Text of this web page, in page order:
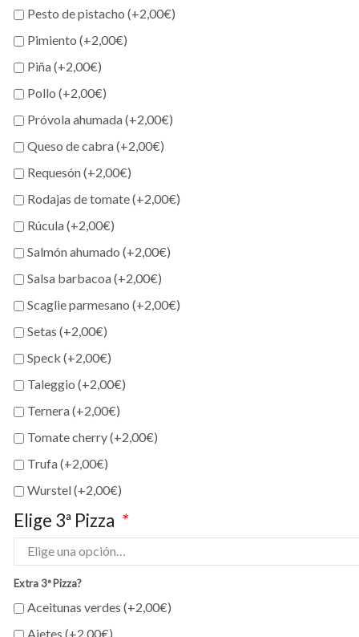
Pesto de pistacho (+2,00€)
Pimiento (+2,00€)
Piña (+2,00€)
Pollo (+2,00€)
Próvola ahumada (+2,00€)
Queso de cabra (+2,00€)
Requesón (+2,00€)
Rodajas de tomate (+2,00€)
Rúcula (+2,00€)
Salmón ahumado (+2,00€)
Salsa barbacoa (+2,00€)
Scaglie parmesano (+2,00€)
Setas (+2,00€)
Speck (+2,00€)
Taleggio (+2,00€)
Ternera (+2,00€)
Tomate cherry (+2,00€)
Trufa (+2,00€)
Wurstel (+2,00€)
Elige 3ª Pizza *
Extra 3ª Pizza?
Aceitunas verdes (+2,00€)
Ajetes (+2,00€)